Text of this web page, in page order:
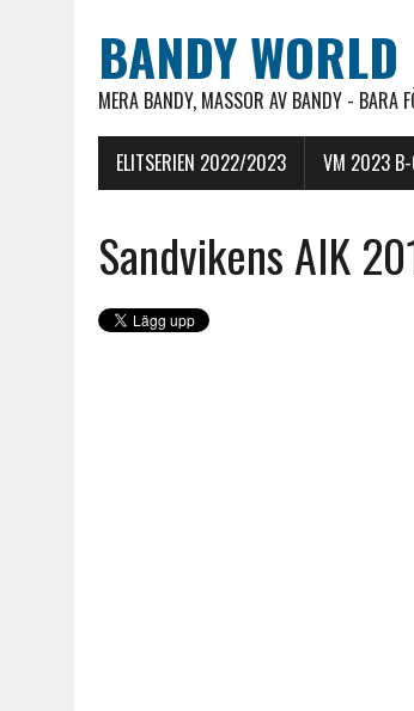
BANDY WORLD
MERA BANDY, MASSOR AV BANDY - BARA
ELITSERIEN 2022/2023 VM 2023 B-
Sandvikens AIK